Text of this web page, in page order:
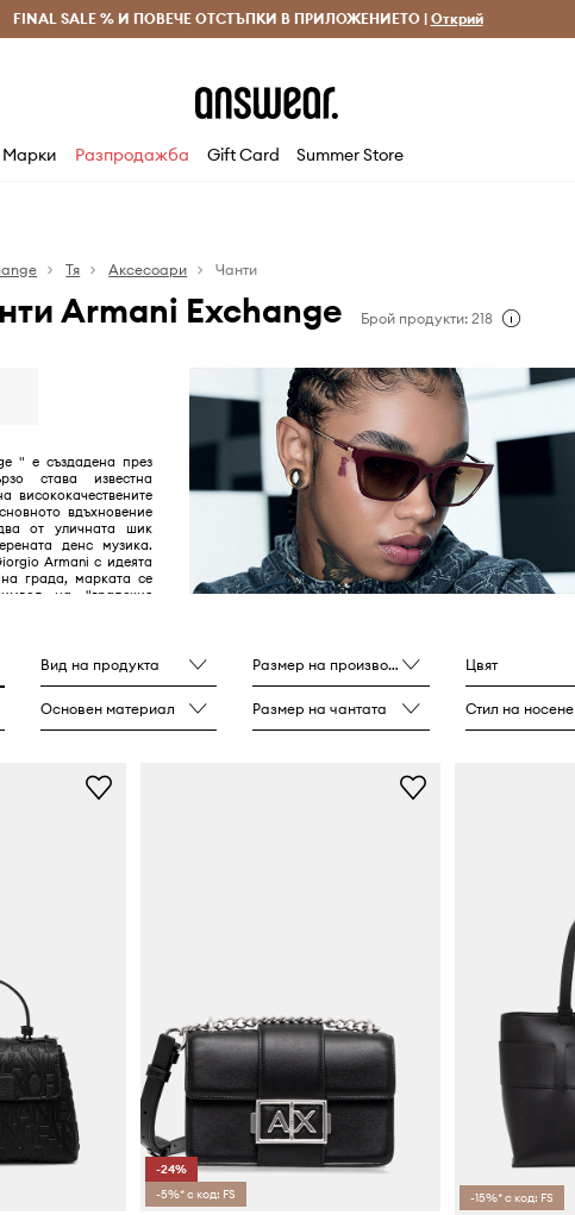
и връщане за поръчки над 70 EUR Доставка 1-5 дни
FINAL SALE % И ПОВЕЧЕ ОТСТЪПКИ В ПРИЛОЖЕНИЕТО | Открий
Марки Разпродажба Gift Card Summer Store
Тя Аксесоари Чанти
Armani Exchange Брой продукти: 218
" е създадена през
става известна
висококачествените
вдъхновение
от уличната шик
денс музика.
Armani с идеята
града, марката се
на "градския
Вид на продукта Размер на производителя Цвят
Основен материал Размер на чантата Стил на носене
-24%
-5%* с код: FS
-15%* с код: FS